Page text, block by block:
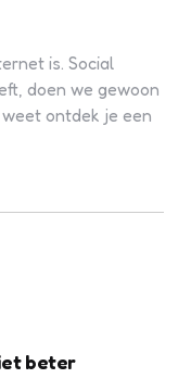
is. Social
doen we gewoon
ontdek je een
beter